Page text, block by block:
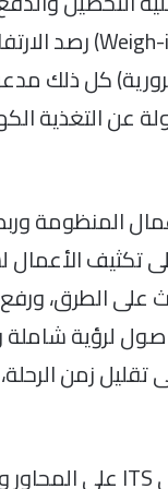
رصد
كل ذلك
التغذية
المنظومة
تكثيف
الطرق، ورفع
لرؤية شاملة
زمن
ITS على